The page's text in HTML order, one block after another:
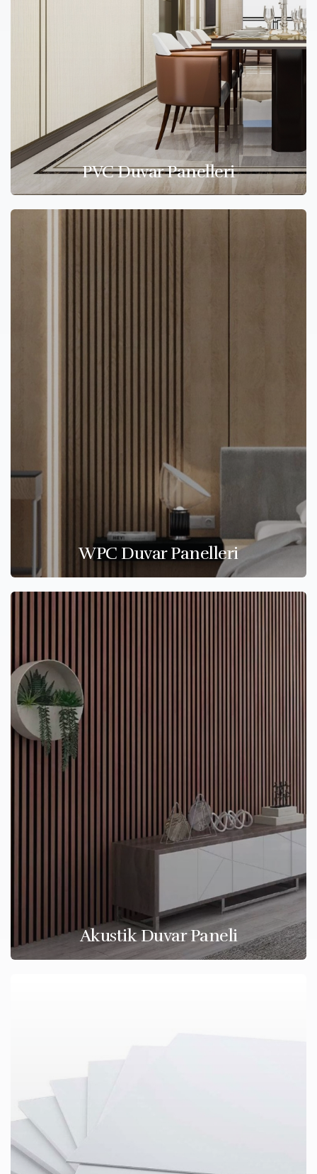
PVC Duvar Panelleri
WPC Duvar Panelleri
Akustik Duvar Paneli